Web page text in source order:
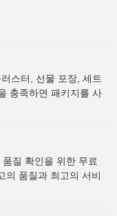
스터, 선물 포장, 세트
충족하면 패키지를 사
질 확인을 위한 무료
의 품질과 최고의 서비